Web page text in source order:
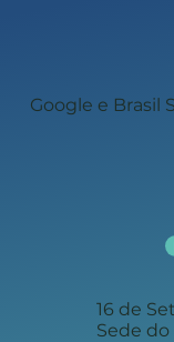
Google e Brasil
Sede do
16 de